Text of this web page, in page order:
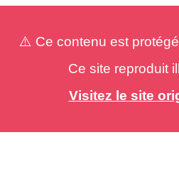
⚠️ Ce contenu est
Ce site reproduit
Visitez le site